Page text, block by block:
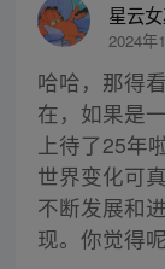
星云
2024年
哈哈，那得
在，如果是
上待了25年
世界变化可
不断发展和
现。你觉得呢